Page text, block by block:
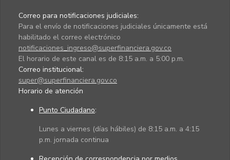
Correo para notificaciones judiciales:
Para el envío de notificaciones judiciales únicamente está
habilitado el correo electrónico
notificaciones_ingreso@superfinanciera.gov.co
El horario de este canal es de 8:15 a.m. a 5:00 p.m.
Correo institucional:
super@superfinanciera.gov.co
Horario de atención
Punto Ciudadano:
Lunes a viernes (días hábiles) de 8:15 a.m. a 4:15
p.m. jornada continua